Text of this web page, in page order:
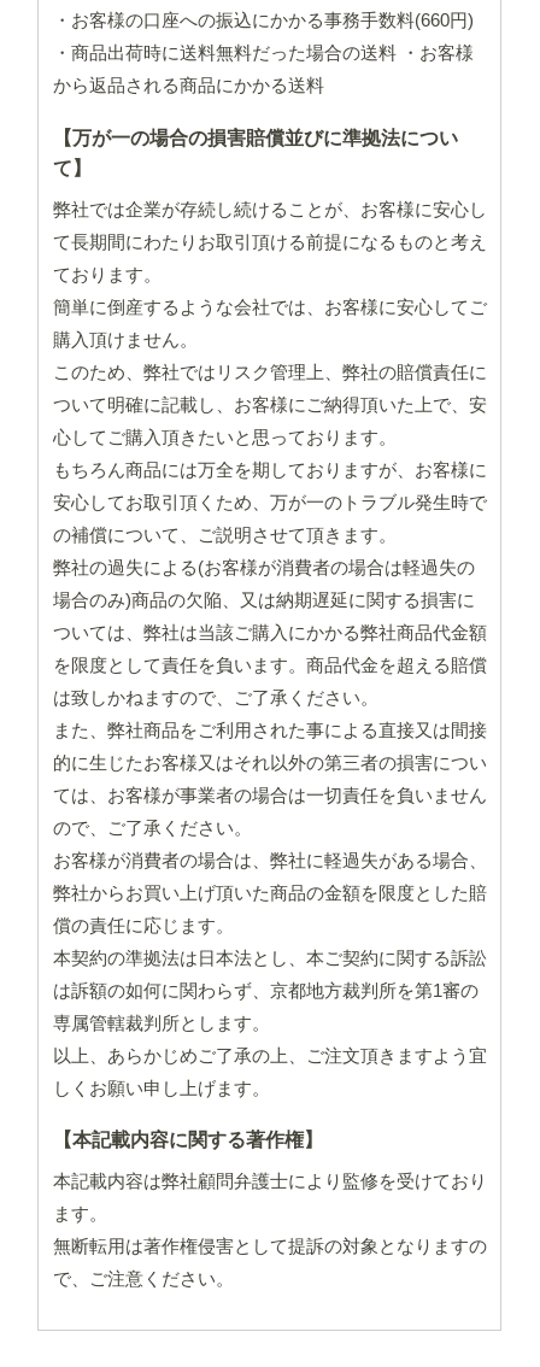
・お客様の口座への振込にかかる事務手数料(660円)
・商品出荷時に送料無料だった場合の送料 ・お客様
から返品される商品にかかる送料
【万が一の場合の損害賠償並びに準拠法につい
て】
弊社では企業が存続し続けることが、お客様に安心し
て長期間にわたりお取引頂ける前提になるものと考え
ております。
簡単に倒産するような会社では、お客様に安心してご
購入頂けません。
このため、弊社ではリスク管理上、弊社の賠償責任に
ついて明確に記載し、お客様にご納得頂いた上で、安
心してご購入頂きたいと思っております。
もちろん商品には万全を期しておりますが、お客様に
安心してお取引頂くため、万が一のトラブル発生時で
の補償について、ご説明させて頂きます。
弊社の過失による(お客様が消費者の場合は軽過失の
場合のみ)商品の欠陥、又は納期遅延に関する損害に
ついては、弊社は当該ご購入にかかる弊社商品代金額
を限度として責任を負います。商品代金を超える賠償
は致しかねますので、ご了承ください。
また、弊社商品をご利用された事による直接又は間接
的に生じたお客様又はそれ以外の第三者の損害につい
ては、お客様が事業者の場合は一切責任を負いません
ので、ご了承ください。
お客様が消費者の場合は、弊社に軽過失がある場合、
弊社からお買い上げ頂いた商品の金額を限度とした賠
償の責任に応じます。
本契約の準拠法は日本法とし、本ご契約に関する訴訟
は訴額の如何に関わらず、京都地方裁判所を第1審の
専属管轄裁判所とします。
以上、あらかじめご了承の上、ご注文頂きますよう宜
しくお願い申し上げます。
【本記載内容に関する著作権】
本記載内容は弊社顧問弁護士により監修を受けており
ます。
無断転用は著作権侵害として提訴の対象となりますの
で、ご注意ください。